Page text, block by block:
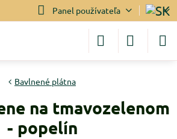
Panel používateľa
Bavlnené plátna
na tmavozelenom
- popelín